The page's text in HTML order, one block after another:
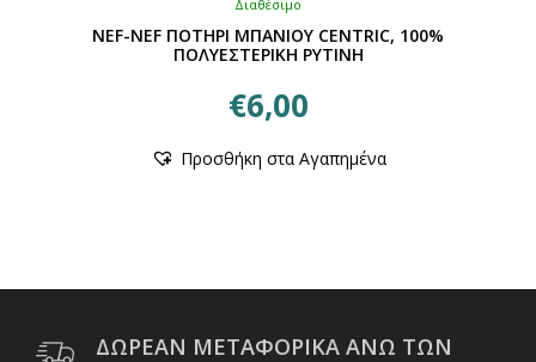
Διαθέσιμο
NEF-NEF ΠΟΤΗΡΙ ΜΠΑΝΙΟΥ CENTRIC, 100%
ΠΟΛΥΕΣΤΕΡΙΚΗ ΡΥΤΙΝΗ
€6,00
το
Οι
μπορούν
Προσθήκη στα Αγαπημένα
ΔΩΡΕΑΝ ΜΕΤΑΦΟΡΙΚΑ ΑΝΩ ΤΩΝ